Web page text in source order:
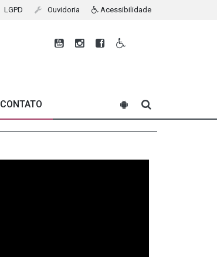
LGPD Ouvidoria Acessibilidade
CONTATO